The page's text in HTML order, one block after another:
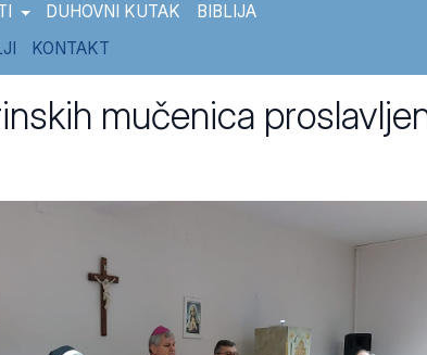
DUHOVNI KUTAK
BIBLIJA
KONTAKT
mučenica